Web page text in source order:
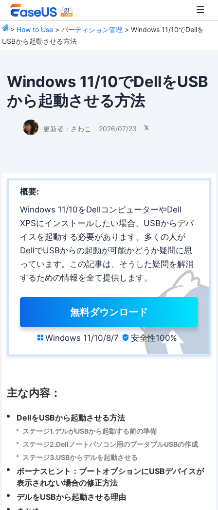
> How to Use >パーティション管理 > Windows 11/10でDellを
USBから起動させる方法
Windows 11/10でDellをUSB
から起動させる方法
更新者： さわこ 2026/07/23 
概要:
Windows 11/10をDellコンピューターやDell
XPSにインストールしたい場合、USBからデバ
イスを起動する必要があります。多くの人が
DellでUSBからの起動が可能かどうか疑問に思
っています。この記事は、そうした疑問を解消
するための情報を全て提供します。
無料ダウンロード
 Windows 11/10/8/7  安全性100%
主な内容：
DellをUSBから起動させる方法
ステージ1.デルがUSBから起動する前の準備
ステージ2.Dellノートパソコン用のブータブルUSBの作成
ステージ3.USBからデルを起動させる
ボーナスヒント：ブートオプションにUSBデバイスが
表示されない場合の修正方法
デルをUSBから起動させる理由